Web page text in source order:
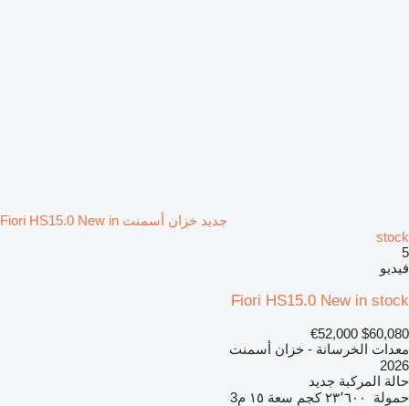
جديد خزان أسمنت Fiori HS15.0 New in
stock
5
فيديو
Fiori HS15.0 New in stock
$60,080
€52,000
معدات الخرسانة - خزان أسمنت
2026
حالة المركبة جديد
حمولة
٢٣٬٦٠٠ كجم سعة ١٥ م3